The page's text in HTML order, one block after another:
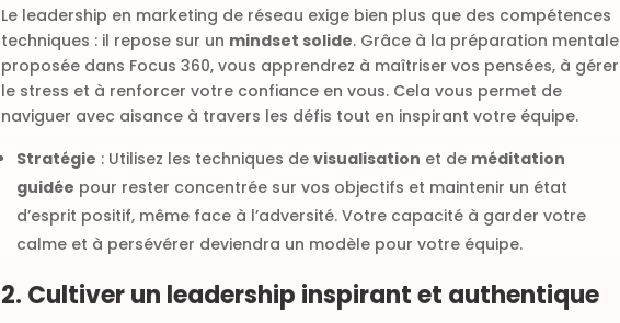
Le leadership en marketing de réseau exige bien plus que des compétences
techniques : il repose sur un mindset solide. Grâce à la préparation mentale
proposée dans Focus 360, vous apprendrez à maîtriser vos pensées, à gérer
le stress et à renforcer votre confiance en vous. Cela vous permet de
naviguer avec aisance à travers les défis tout en inspirant votre équipe.
Stratégie : Utilisez les techniques de visualisation et de méditation
guidée pour rester concentrée sur vos objectifs et maintenir un état
d’esprit positif, même face à l’adversité. Votre capacité à garder votre
calme et à persévérer deviendra un modèle pour votre équipe.
2. Cultiver un leadership inspirant et authentique